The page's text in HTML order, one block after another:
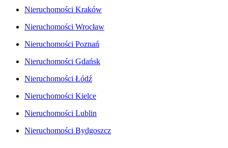
Nieruchomości Kraków
Nieruchomości Wrocław
Nieruchomości Poznań
Nieruchomości Gdańsk
Nieruchomości Łódź
Nieruchomości Kielce
Nieruchomości Lublin
Nieruchomości Bydgoszcz